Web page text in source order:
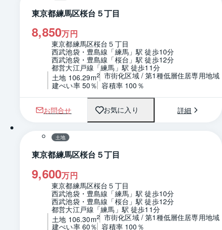
東京都練馬区桜台５丁目
8,850万円
東京都練馬区桜台５丁目
西武池袋・豊島線「練馬」駅 徒歩10分
西武池袋・豊島線「桜台」駅 徒歩12分
都営大江戸線「練馬」駅 徒歩11分
土地 106.29m2 市街化区域 / 第1種低層住居専用地域
建ぺい率 50％ 容積率 100％
お問合せ お気に入り 詳細
1 / 0 区画図
土地
東京都練馬区桜台５丁目
9,600万円
東京都練馬区桜台５丁目
西武池袋・豊島線「練馬」駅 徒歩10分
西武池袋・豊島線「桜台」駅 徒歩12分
都営大江戸線「練馬」駅 徒歩11分
土地 106.30m2 市街化区域 / 第1種低層住居専用地域
建ぺい率 60％ 容積率 100％